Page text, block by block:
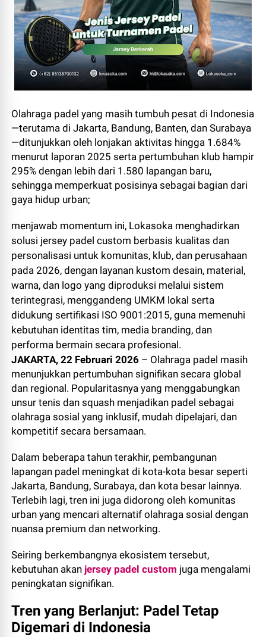
Olahraga padel yang masih tumbuh pesat di Indonesia
—terutama di Jakarta, Bandung, Banten, dan Surabaya
—ditunjukkan oleh lonjakan aktivitas hingga 1.684%
menurut laporan 2025 serta pertumbuhan klub hampir
295% dengan lebih dari 1.580 lapangan baru,
sehingga memperkuat posisinya sebagai bagian dari
gaya hidup urban;
menjawab momentum ini, Lokasoka menghadirkan
solusi jersey padel custom berbasis kualitas dan
personalisasi untuk komunitas, klub, dan perusahaan
pada 2026, dengan layanan kustom desain, material,
warna, dan logo yang diproduksi melalui sistem
terintegrasi, menggandeng UMKM lokal serta
didukung sertifikasi ISO 9001:2015, guna memenuhi
kebutuhan identitas tim, media branding, dan
performa bermain secara profesional.
JAKARTA, 22 Februari 2026 – Olahraga padel masih
menunjukkan pertumbuhan signifikan secara global
dan regional. Popularitasnya yang menggabungkan
unsur tenis dan squash menjadikan padel sebagai
olahraga sosial yang inklusif, mudah dipelajari, dan
kompetitif secara bersamaan.
Dalam beberapa tahun terakhir, pembangunan
lapangan padel meningkat di kota-kota besar seperti
Jakarta, Bandung, Surabaya, dan kota besar lainnya.
Terlebih lagi, tren ini juga didorong oleh komunitas
urban yang mencari alternatif olahraga sosial dengan
nuansa premium dan networking.
Seiring berkembangnya ekosistem tersebut,
kebutuhan akan jersey padel custom juga mengalami
peningkatan signifikan.
Tren yang Berlanjut: Padel Tetap
Digemari di Indonesia